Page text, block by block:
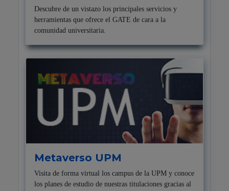
Descubre de un vistazo los principales servicios y
herramientas que ofrece el GATE de cara a la
comunidad universitaria.
Metaverso UPM
Visita de forma virtual los campus de la UPM y conoce
los planes de estudio de nuestras titulaciones gracias al